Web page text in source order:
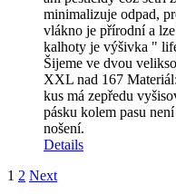
minimalizuje odpad,
vlákno je přírodní a
kalhoty je výšivka "
Šijeme ve dvou
XXL nad 167
kus má zepředu
pásku kolem pasu
nošení.
Details
1 2 Next